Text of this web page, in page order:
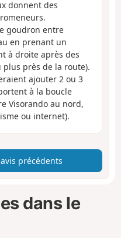
donnent des
goudron entre
en prenant un
à droite après des
plus près de la route).
ajouter 2 ou 3
à la boucle
Visorando au nord,
ou internet).
précédents
dans le